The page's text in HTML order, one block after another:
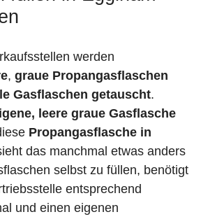
werden
, graue Propangasflaschen
Gasflaschen getauscht.
leere graue Gasflasche
Propangasflasche in
das manchmal etwas anders
selbst zu füllen, benötigt
entsprechend
und einen eigenen